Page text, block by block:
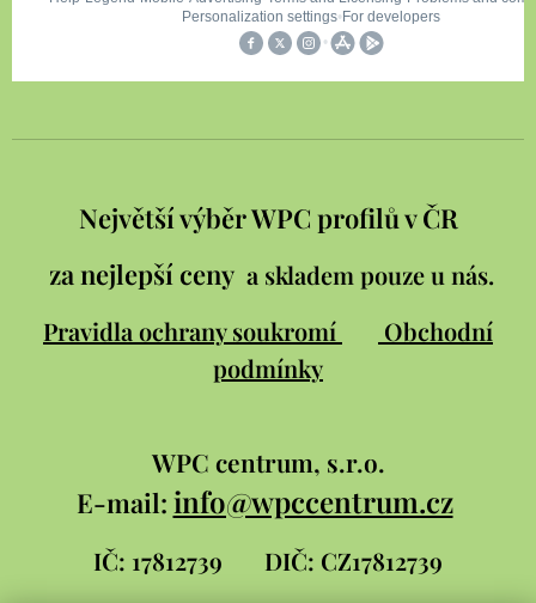
Největší výběr WPC profilů v ČR
za nejlepší ceny a skladem pouze u nás.
Pravidla ochrany soukromí
Obchodní
podmínky
WPC centrum, s.r.o.
E-mail: info@wpccentrum.cz
IČ: 17812739 DIČ: CZ17812739